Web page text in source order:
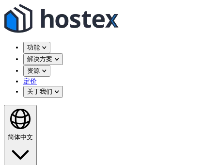
功能
解决方案
资源
定价
关于我们
简体中文